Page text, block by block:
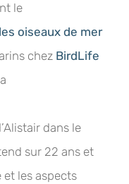
le
oiseaux de mer
chez BirdLife
dans le
sur 22 ans et
et les aspects